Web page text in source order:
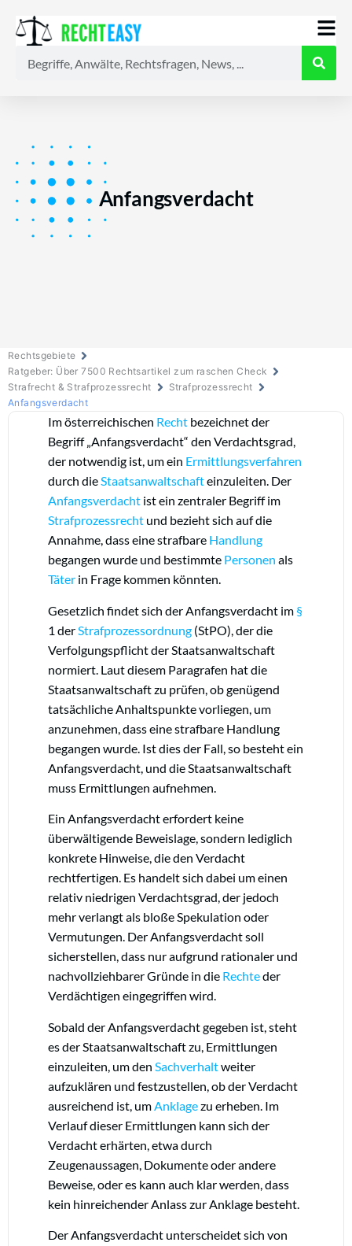
Anfangsverdacht
Rechtsgebiete
Ratgeber: Über 7500 Rechtsartikel zum raschen Check
Strafrecht & Strafprozessrecht
Strafprozessrecht
Anfangsverdacht
Im österreichischen Recht bezeichnet der
Begriff „Anfangsverdacht“ den Verdachtsgrad,
der notwendig ist, um ein Ermittlungsverfahren
durch dieStaatsanwaltschafteinzuleiten. Der
Anfangsverdacht ist ein zentraler Begriff im
Strafprozessrecht und bezieht sich auf die
Annahme, dass eine strafbare Handlung
begangen wurde und bestimmte Personen als
Täter in Frage kommen könnten.
Gesetzlich findet sich der Anfangsverdacht im §
1 derStrafprozessordnung (StPO), der die
Verfolgungspflicht der Staatsanwaltschaft
normiert. Laut diesem Paragrafen hat die
Staatsanwaltschaft zu prüfen, ob genügend
tatsächliche Anhaltspunkte vorliegen, um
anzunehmen, dass eine strafbare Handlung
begangen wurde. Ist dies der Fall, so besteht ein
Anfangsverdacht, und die Staatsanwaltschaft
muss Ermittlungen aufnehmen.
Ein Anfangsverdacht erfordert keine
überwältigende Beweislage, sondern lediglich
konkrete Hinweise, die den Verdacht
rechtfertigen. Es handelt sich dabei um einen
relativ niedrigen Verdachtsgrad, der jedoch
mehr verlangt als bloße Spekulation oder
Vermutungen. Der Anfangsverdacht soll
sicherstellen, dass nur aufgrund rationaler und
nachvollziehbarer Gründe in die Rechteder
Verdächtigen eingegriffen wird.
Sobald der Anfangsverdacht gegeben ist, steht
es der Staatsanwaltschaft zu, Ermittlungen
einzuleiten, um den Sachverhaltweiter
aufzuklären und festzustellen, ob der Verdacht
ausreichend ist, um Anklagezu erheben. Im
Verlauf dieser Ermittlungen kann sich der
Verdacht erhärten, etwa durch
Zeugenaussagen, Dokumente oder andere
Beweise, oder es kann auch klar werden, dass
kein hinreichender Anlass zur Anklage besteht.
Der Anfangsverdacht unterscheidet sich von